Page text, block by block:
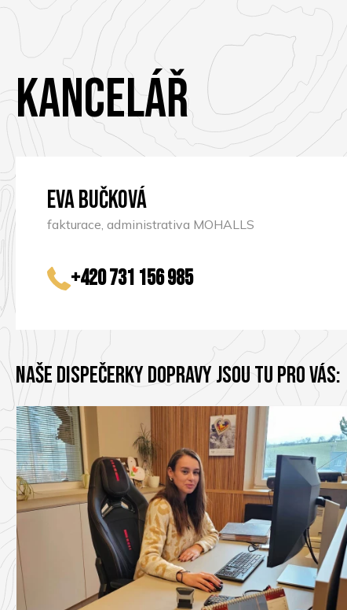
Kancelář
Eva Bučková
fakturace, administrativa MOHALLS
+420 731 156 985
Naše dispečerky dopravy jsou tu pro vás: